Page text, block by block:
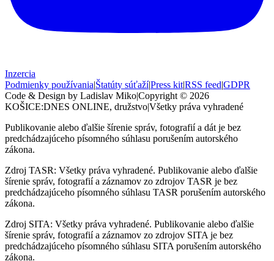
Inzercia
Podmienky používania|Štatúty súťaží|Press kit|RSS feed|GDPR
Code & Design by Ladislav Miko|Copyright © 2026
KOŠICE:DNES ONLINE, družstvo|Všetky práva vyhradené
Publikovanie alebo ďalšie šírenie správ, fotografií a dát je bez
predchádzajúceho písomného súhlasu porušením autorského
zákona.
Zdroj TASR: Všetky práva vyhradené. Publikovanie alebo ďalšie
šírenie správ, fotografií a záznamov zo zdrojov TASR je bez
predchádzajúceho písomného súhlasu TASR porušením autorského
zákona.
Zdroj SITA: Všetky práva vyhradené. Publikovanie alebo ďalšie
šírenie správ, fotografií a záznamov zo zdrojov SITA je bez
predchádzajúceho písomného súhlasu SITA porušením autorského
zákona.